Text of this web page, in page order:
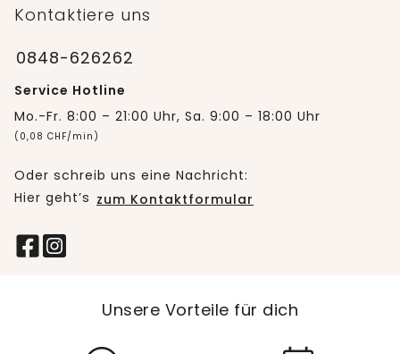
Kontaktiere uns
0848-626262
Service Hotline
Mo.-Fr. 8:00 – 21:00 Uhr, Sa. 9:00 – 18:00 Uhr
(0,08 CHF/min)
Oder schreib uns eine Nachricht:
Hier geht’s zum Kontaktformular
Unsere Vorteile für dich